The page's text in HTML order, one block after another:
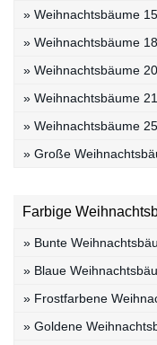
» Weihnachtsbäume
» Weihnachtsbäume
» Weihnachtsbäume
» Weihnachtsbäume
» Weihnachtsbäume
» Große
Farbige
» Bunte
» Blaue
» Frostfarbene
» Goldene